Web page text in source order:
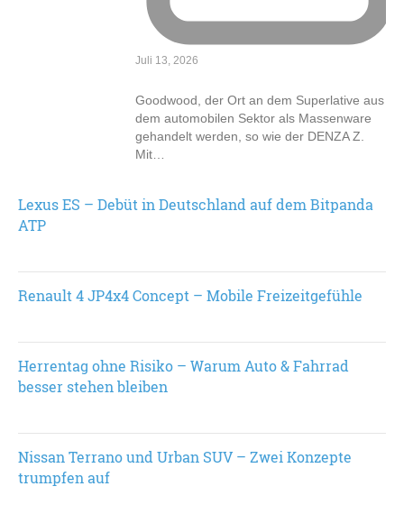
Juli 13, 2026
Goodwood, der Ort an dem Superlative aus
dem automobilen Sektor als Massenware
gehandelt werden, so wie der DENZA Z.
Mit…
Lexus ES – Debüt in Deutschland auf dem Bitpanda
ATP
Renault 4 JP4x4 Concept – Mobile Freizeitgefühle
Herrentag ohne Risiko – Warum Auto & Fahrrad
besser stehen bleiben
Nissan Terrano und Urban SUV – Zwei Konzepte
trumpfen auf